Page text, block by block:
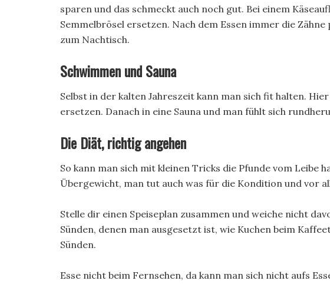
sparen und das schmeckt auch noch gut. Bei einem
Semmelbrösel ersetzen. Nach dem Essen immer die
zum Nachtisch.
Schwimmen und Sauna
Selbst in der kalten Jahreszeit kann man sich fit halten.
ersetzen. Danach in eine Sauna und man fühlt sich
Die Diät, richtig angehen
So kann man sich mit kleinen Tricks die Pfunde vom Leibe
Übergewicht, man tut auch was für die Kondition und vor
Stelle dir einen Speiseplan zusammen und weiche nicht
Sünden, denen man ausgesetzt ist, wie Kuchen beim
Sünden.
Esse nicht beim Fernsehen, da kann man sich nicht aufs